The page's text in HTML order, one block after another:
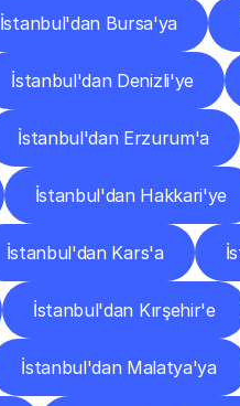
İstanbul'dan Bursa'ya
İstanbul'dan Denizli'ye
İstanbul'dan Erzurum'a
İstanbul'dan Hakkari'ye
İstanbul'dan Kars'a
İstanbul'dan Kırşehir'e
İstanbul'dan Malatya'ya